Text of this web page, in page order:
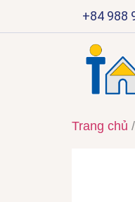
+84 988
Trang chủ /